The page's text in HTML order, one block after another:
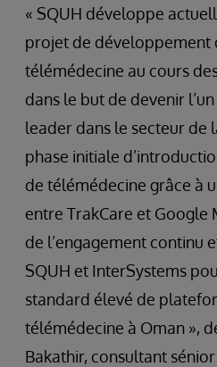
« SQUH développe
projet de développement
télémédecine au cours
dans le but de devenir
leader dans le secteur de
phase initiale
de télémédecine grâce à
entre TrakCare et Google
de l’engagement continu
SQUH et InterSystems
standard élevé de
télémédecine à Oman »,
Bakathir, consultant